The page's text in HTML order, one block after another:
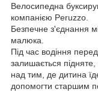
Велосипедна
компанією Peruzzo.
Безпечне з'єднання
малюка.
Під час водіння
залишається
над тим, де дитина
допомогти старшим